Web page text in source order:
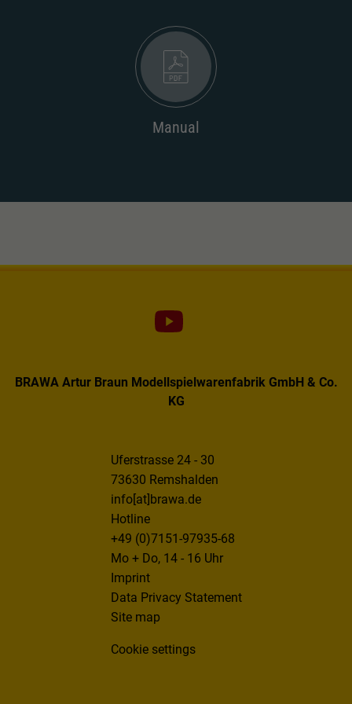
Manual
BRAWA Artur Braun Modellspielwarenfabrik GmbH & Co.
KG
Uferstrasse 24 - 30
73630 Remshalden
info[at]brawa.de
Hotline
+49 (0)7151-97935-68
Mo + Do, 14 - 16 Uhr
Imprint
Data Privacy Statement
Site map
Cookie settings
generierte ID, für die historische Speicherung
Ihrer vorgenommen Einstellungen, falls der
Webseiten-Betreiber dies eingestellt hat.